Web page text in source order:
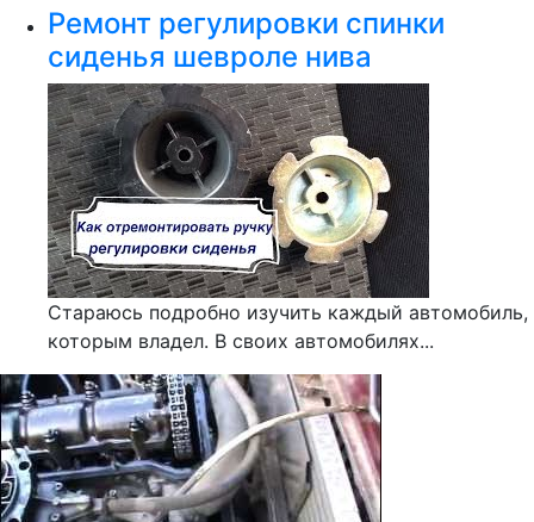
Ремонт регулировки спинки
сиденья шевроле нива
Стараюсь подробно изучить каждый автомобиль,
которым владел. В своих автомобилях...